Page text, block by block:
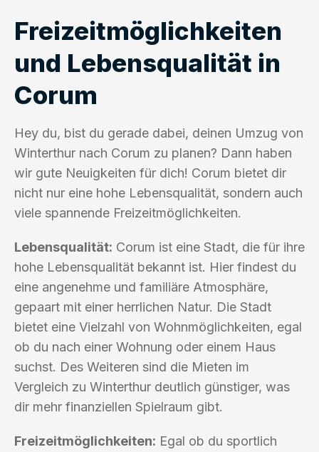
Freizeitmöglichkeiten
und Lebensqualität in
Corum
Hey du, bist du gerade dabei, deinen Umzug von
Winterthur nach Corum zu planen? Dann haben
wir gute Neuigkeiten für dich! Corum bietet dir
nicht nur eine hohe Lebensqualität, sondern auch
viele spannende Freizeitmöglichkeiten.
Lebensqualität: Corum ist eine Stadt, die für ihre
hohe Lebensqualität bekannt ist. Hier findest du
eine angenehme und familiäre Atmosphäre,
gepaart mit einer herrlichen Natur. Die Stadt
bietet eine Vielzahl von Wohnmöglichkeiten, egal
ob du nach einer Wohnung oder einem Haus
suchst. Des Weiteren sind die Mieten im
Vergleich zu Winterthur deutlich günstiger, was
dir mehr finanziellen Spielraum gibt.
Freizeitmöglichkeiten: Egal ob du sportlich